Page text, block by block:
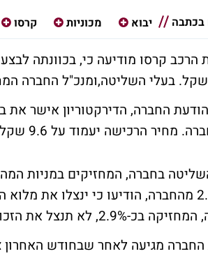
בכתבה
יבוא מכוניות קרסו
בעלי השליטה,ומנכ"ל החברה המחזיקים בכ-55%, הודיעו כי
החברה, הדירקטוריון אישר את
יעמוד על 9.6 שקל למניה, הנמוך בכ-3% משער הבסיס של המנייה הבוקר.
בכ-2.2% מהחברה, הודיעו כי ינצלו
בכ-2.9%, לא תנצל את הזכויות.